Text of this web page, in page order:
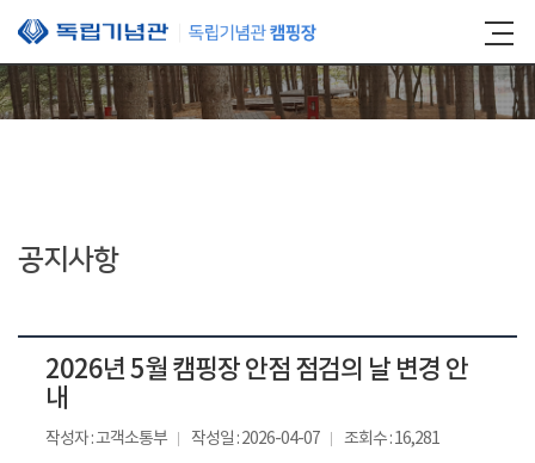
본문 바로가기
공지사항
2026년 5월 캠핑장 안점 점검의 날 변경 안
내
작성자 : 고객소통부 작성일 : 2026-04-07 조회수 : 16,281